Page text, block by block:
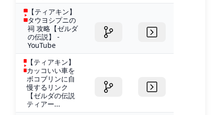
【ティアキン】
タウヨシプニの
祠 攻略【ゼルダ
の伝説】 -
YouTube
【ティアキン】
カッコいい車を
ボコブリンに自
慢するリンク
【ゼルダの伝説
ティアー...